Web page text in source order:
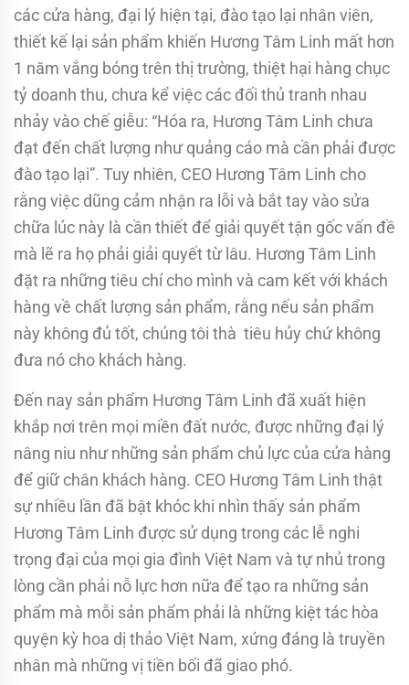
các cửa hàng, đại lý hiện tại, đào tạo lại nhân viên,
thiết kế lại sản phẩm khiến Hương Tâm Linh mất hơn
1 năm vắng bóng trên thị trường, thiệt hại hàng chục
tỷ doanh thu, chưa kể việc các đối thủ tranh nhau
nhảy vào chế giễu: “Hóa ra, Hương Tâm Linh chưa
đạt đến chất lượng như quảng cáo mà cần phải được
đào tạo lại”. Tuy nhiên, CEO Hương Tâm Linh cho
rằng việc dũng cảm nhận ra lỗi và bắt tay vào sửa
chữa lúc này là cần thiết để giải quyết tận gốc vấn đề
mà lẽ ra họ phải giải quyết từ lâu. Hương Tâm Linh
đặt ra những tiêu chí cho mình và cam kết với khách
hàng về chất lượng sản phẩm, rằng nếu sản phẩm
này không đủ tốt, chúng tôi thà tiêu hủy chứ không
đưa nó cho khách hàng.
Đến nay sản phẩm Hương Tâm Linh đã xuất hiện
khắp nơi trên mọi miền đất nước, được những đại lý
nâng niu như những sản phẩm chủ lực của cửa hàng
để giữ chân khách hàng. CEO Hương Tâm Linh thật
sự nhiều lần đã bật khóc khi nhìn thấy sản phẩm
Hương Tâm Linh được sử dụng trong các lễ nghi
trọng đại của mọi gia đình Việt Nam và tự nhủ trong
lòng cần phải nỗ lực hơn nữa để tạo ra những sản
phẩm mà mỗi sản phẩm phải là những kiệt tác hòa
quyện kỳ hoa dị thảo Việt Nam, xứng đáng là truyền
nhân mà những vị tiền bối đã giao phó.